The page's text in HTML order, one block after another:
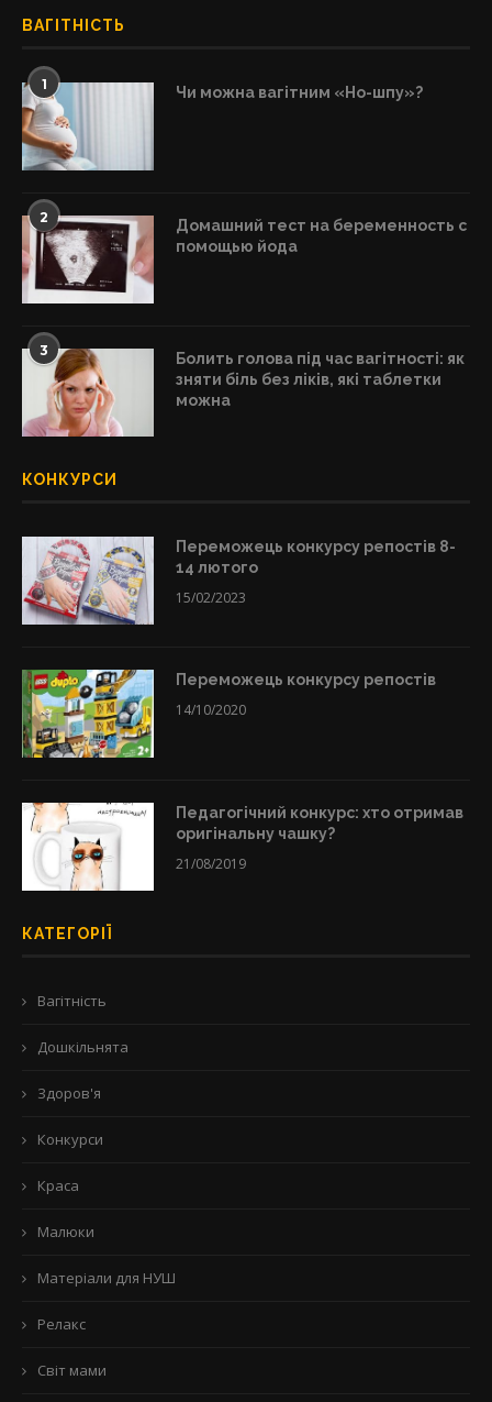
ВАГІТНІСТЬ
1 Чи можна вагітним «Но-шпу»?
2
Домашний тест на беременность с
помощью йода
3
Болить голова під час вагітності: як
зняти біль без ліків, які таблетки
можна
КОНКУРСИ
Переможець конкурсу репостів 8-
14 лютого
15/02/2023
Переможець конкурсу репостів
14/10/2020
Педагогічний конкурс: хто отримав
оригінальну чашку?
21/08/2019
КАТЕГОРІЇ
Вагітність
Дошкільнята
Здоров'я
Конкурси
Краса
Малюки
Матеріали для НУШ
Релакс
Світ мами